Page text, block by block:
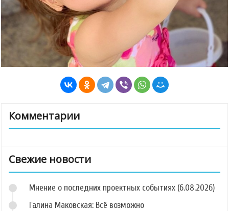
Комментарии
Свежие новости
Мнение о последних проектных событиях (6.08.2026)
Галина Маковская: Всё возможно